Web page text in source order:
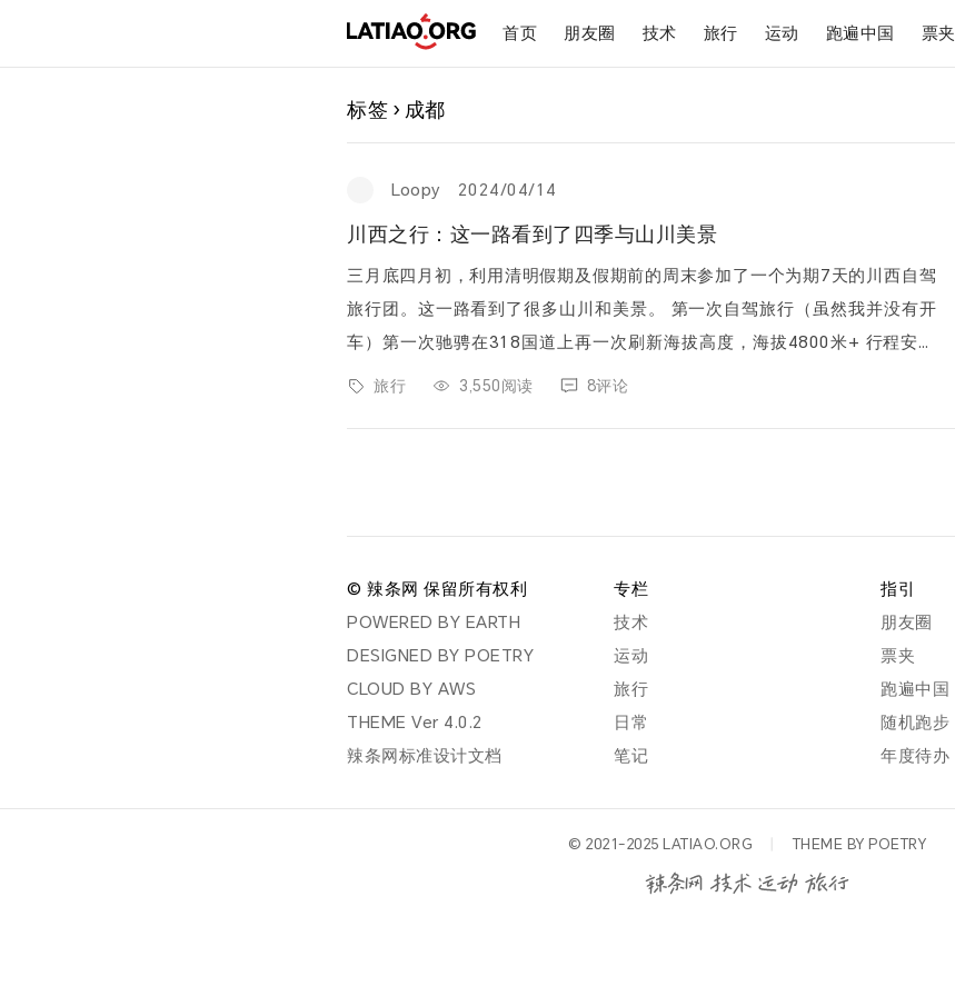
首页 朋友圈 技术 旅行 运动 跑遍中国 票夹
标签 › 成都
Loopy 2024/04/14
川西之行：这一路看到了四季与山川美景
三月底四月初，利用清明假期及假期前的周末参加了一个为期7天的川西自驾
旅行团。这一路看到了很多山川和美景。 第一次自驾旅行（虽然我并没有开
车）第一次驰骋在318国道上再一次刷新海拔高度，海拔4800米+ 行程安排
天数行程安排第一天从成都出发，前...
旅行 3,550阅读 8评论
© 辣条网 保留所有权利
POWERED BY EARTH
DESIGNED BY POETRY
CLOUD BY AWS
THEME Ver 4.0.2
辣条网标准设计文档
专栏
技术
运动
旅行
日常
笔记
指引
朋友圈
票夹
跑遍中国
随机跑步
年度待办
© 2021-2025 LATIAO.ORG THEME BY POETRY